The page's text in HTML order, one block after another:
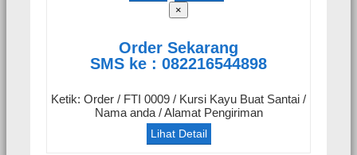
×
Order Sekarang
SMS ke : 082216544898
Ketik: Order / FTI 0009 / Kursi Kayu Buat Santai /
Nama anda / Alamat Pengiriman
Lihat Detail